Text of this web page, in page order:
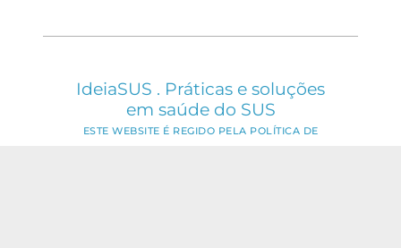
IdeiaSUS . Práticas e soluções
em saúde do SUS
ESTE WEBSITE É REGIDO PELA POLÍTICA DE